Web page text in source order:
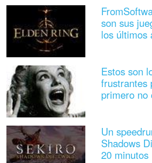
son sus
los últimos
Estos son
frustrantes
primero no
Un
Shadows
20 minutos